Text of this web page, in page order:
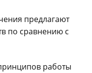
предлагают
по сравнению с
работы